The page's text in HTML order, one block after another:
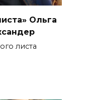
Ольга
листа